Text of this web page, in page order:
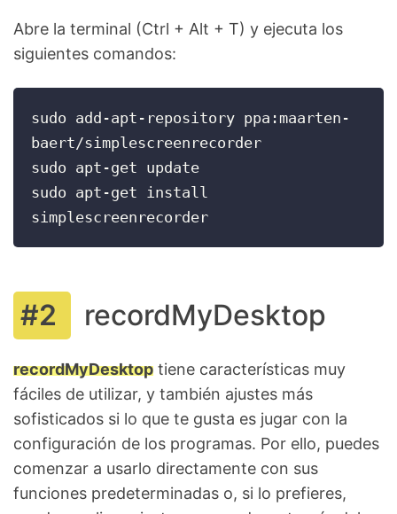
Abre la terminal (Ctrl + Alt + T) y ejecuta los
siguientes comandos:
sudo add-apt-repository ppa:maarten-
baert/simplescreenrecorder
sudo apt-get update
sudo apt-get install
simplescreenrecorder
recordMyDesktop
recordMyDesktop tiene características muy
fáciles de utilizar, y también ajustes más
sofisticados si lo que te gusta es jugar con la
configuración de los programas. Por ello, puedes
comenzar a usarlo directamente con sus
funciones predeterminadas o, si lo prefieres,